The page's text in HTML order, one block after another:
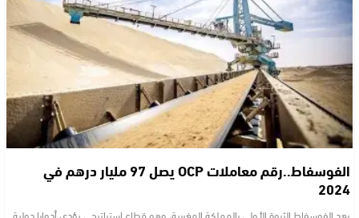
الفوسفاط..رقم معاملات OCP يصل 97 مليار درهم في
2024